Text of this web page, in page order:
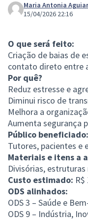
Maria Antonia
15/04/2026 22:16
O que será feito:
Criação de baias de
contato direto entre
Por quê?
Reduz estresse e
Diminui risco de
Melhora a
Aumenta segurança
Público beneficiado:
Tutores, pacientes e
Materiais e itens a
Divisórias,
Custo estimado: R$
ODS alinhados:
ODS 3 – Saúde e
ODS 9 – Indústria,